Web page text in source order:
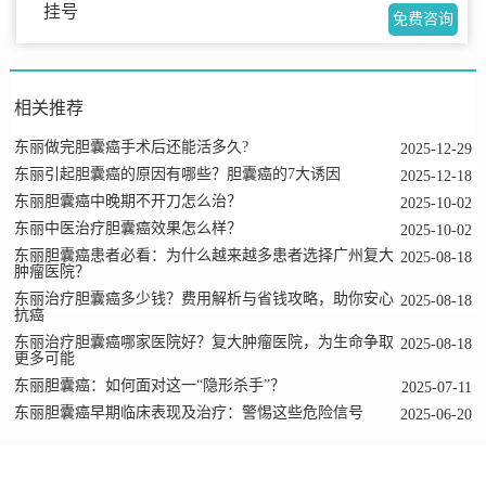
免费咨询
挂号
相关推荐
2025-12-29
东丽做完胆囊癌手术后还能活多久?
2025-12-18
东丽引起胆囊癌的原因有哪些？胆囊癌的7大诱因
2025-10-02
东丽胆囊癌中晚期不开刀怎么治？
2025-10-02
东丽中医治疗胆囊癌效果怎么样？
2025-08-18
东丽胆囊癌患者必看：为什么越来越多患者选择广州复大
肿瘤医院？
2025-08-18
东丽治疗胆囊癌多少钱？费用解析与省钱攻略，助你安心
抗癌
2025-08-18
东丽治疗胆囊癌哪家医院好？复大肿瘤医院，为生命争取
更多可能
2025-07-11
东丽胆囊癌：如何面对这一“隐形杀手”？
2025-06-20
东丽胆囊癌早期临床表现及治疗：警惕这些危险信号